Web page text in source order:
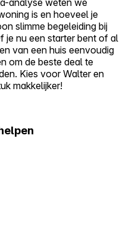
is en hoeveel je
slimme begeleiding bij
je nu een starter bent of al
van een huis eenvoudig
om de beste deal te
Kies voor Walter en
makkelijker!